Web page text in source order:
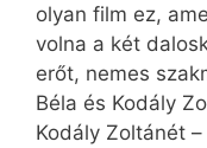
olyan film ez,
volna a két
erőt, nemes
Béla és Kodály
Kodály Zoltánét